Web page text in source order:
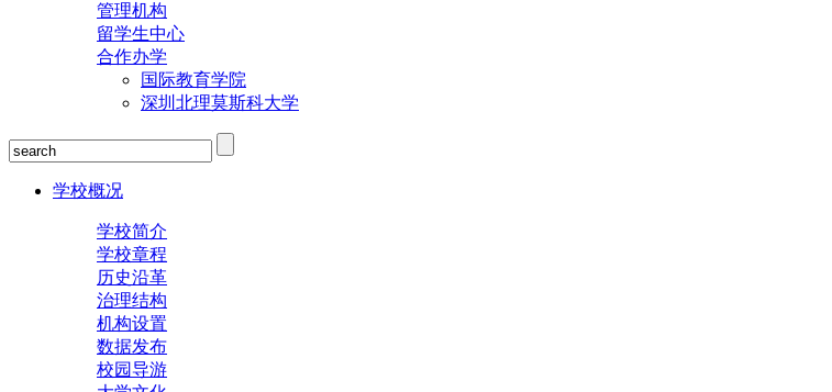
管理机构
留学生中心
合作办学
国际教育学院
深圳北理莫斯科大学
学校概况
学校简介
学校章程
历史沿革
治理结构
机构设置
数据发布
校园导游